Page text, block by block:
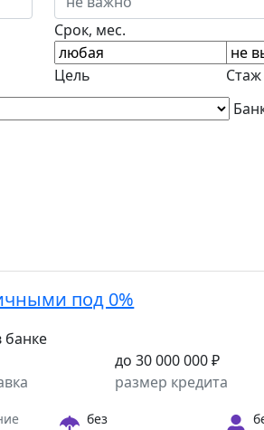
Срок, мес.
Цель Стаж
под 0%
банке
до 30 000 000 ₽
размер кредита
без